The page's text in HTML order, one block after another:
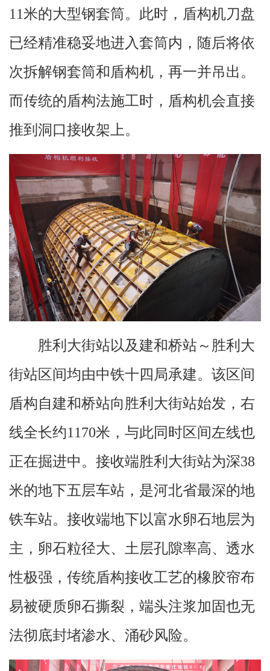
11米的大型钢套筒。此时，盾构机刀盘
已经精准稳妥地进入套筒内，随后将依
次拆解钢套筒和盾构机，再一并吊出。
而传统的盾构法施工时，盾构机会直接
推到洞口接收架上。
胜利大街站以及建和桥站～胜利大
街站区间均由中铁十四局承建。该区间
盾构自建和桥站向胜利大街站始发，右
线全长约1170米，与此同时区间左线也
正在掘进中。接收端胜利大街站为深38
米的地下五层车站，是河北省最深的地
铁车站。接收端地下以富水卵石地层为
主，卵石粒径大、土层孔隙率高、透水
性极强，传统盾构接收工艺的橡胶帘布
易被硬质卵石撕裂，端头注浆加固也无
法彻底封堵渗水、涌砂风险。